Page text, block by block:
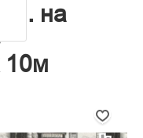
на
10м